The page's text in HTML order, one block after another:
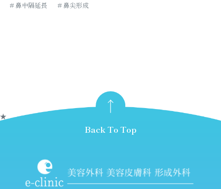
＃鼻中隔延長 ＃鼻尖形成
★
Back To Top